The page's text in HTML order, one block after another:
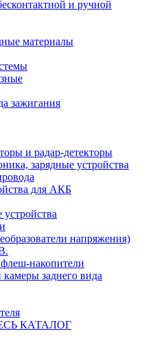
и ручной
материалы
зажигания
и радар-детекторы
зарядные устройства
для АКБ
напряжения)
накопители
заднего вида
КАТАЛОГ